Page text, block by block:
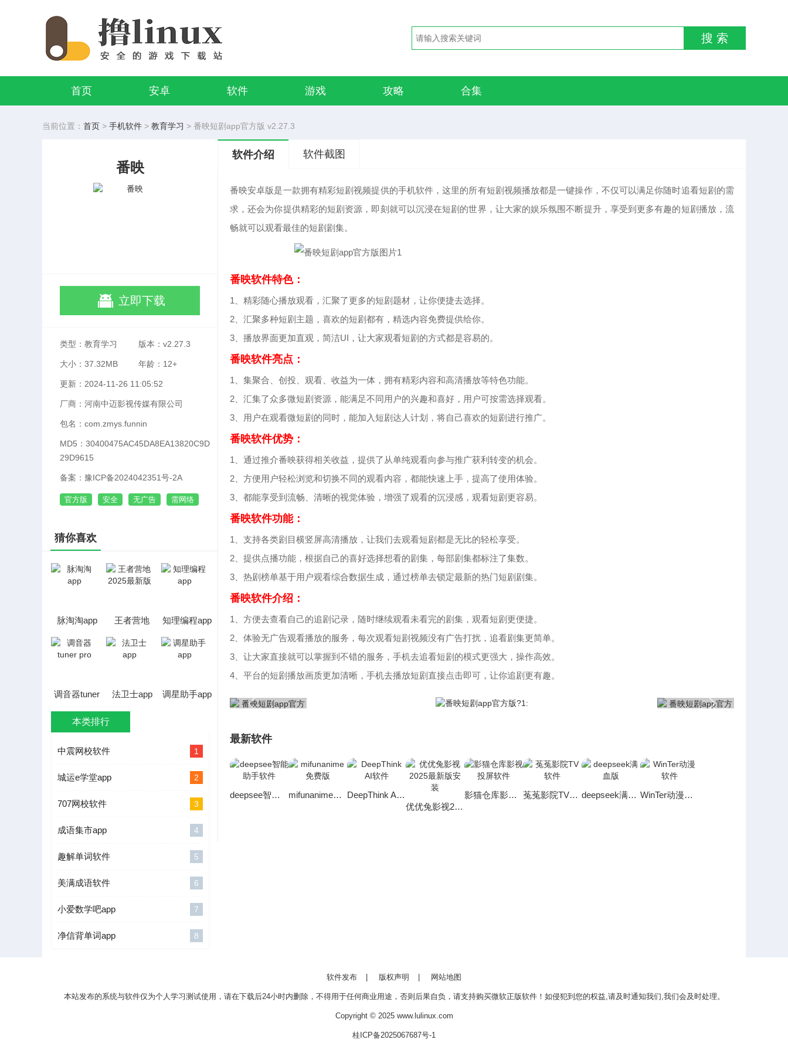
搜 索
首页 安卓 软件 游戏 攻略 合集
当前位置： 首页 > 手机软件 > 教育学习 > 番映短剧app官方版 v2.27.3
番映
立即下载
类型：教育学习 版本：v2.27.3
大小：37.32MB 年龄：12+
更新：2024-11-26 11:05:52
厂商：河南中迈影视传媒有限公司
包名：com.zmys.funnin
MD5：30400475AC45DA8EA13820C9D
29D9615
备案：豫ICP备2024042351号-2A
官方版 安全 无广告 需网络
猜你喜欢
脉淘淘app
王者营地
知理编程app
调音器tuner
法卫士app 调星助手app
本类排行
1
中震网校软件
2
城运e学堂app
3
707网校软件
4
成语集市app
5
趣解单词软件
6
美满成语软件
7
小爱数学吧app
8
净信背单词app
软件介绍 软件截图
番映安卓版是一款拥有精彩短剧视频提供的手机软件，这里的所有短剧视频播放都是一键操作，不仅可以满足你随时追看短剧的需
求，还会为你提供精彩的短剧资源，即刻就可以沉浸在短剧的世界，让大家的娱乐氛围不断提升，享受到更多有趣的短剧播放，流
畅就可以观看最佳的短剧剧集。
番映软件特色：
1、精彩随心播放观看，汇聚了更多的短剧题材，让你便捷去选择。
2、汇聚多种短剧主题，喜欢的短剧都有，精选内容免费提供给你。
3、播放界面更加直观，简洁UI，让大家观看短剧的方式都是容易的。
番映软件亮点：
1、集聚合、创投、观看、收益为一体，拥有精彩内容和高清播放等特色功能。
2、汇集了众多微短剧资源，能满足不同用户的兴趣和喜好，用户可按需选择观看。
3、用户在观看微短剧的同时，能加入短剧达人计划，将自己喜欢的短剧进行推广。
番映软件优势：
1、通过推介番映获得相关收益，提供了从单纯观看向参与推广获利转变的机会。
2、方便用户轻松浏览和切换不同的观看内容，都能快速上手，提高了使用体验。
3、都能享受到流畅、清晰的视觉体验，增强了观看的沉浸感，观看短剧更容易。
番映软件功能：
1、支持各类剧目横竖屏高清播放，让我们去观看短剧都是无比的轻松享受。
2、提供点播功能，根据自己的喜好选择想看的剧集，每部剧集都标注了集数。
3、热剧榜单基于用户观看综合数据生成，通过榜单去锁定最新的热门短剧剧集。
番映软件介绍：
1、方便去查看自己的追剧记录，随时继续观看未看完的剧集，观看短剧更便捷。
2、体验无广告观看播放的服务，每次观看短剧视频没有广告打扰，追看剧集更简单。
3、让大家直接就可以掌握到不错的服务，手机去追看短剧的模式更强大，操作高效。
4、平台的短剧播放画质更加清晰，手机去播放短剧直接点击即可，让你追剧更有趣。
最新软件
deepsee智能助手软件 mifunanime免费版
DeepThink AI软件
优优兔影视2025最新版安装
影猫仓库影视投屏软件 菟菟影院TV软件 deepseek满血版 WinTer动漫软件
软件发布 版权声明 网站地图
本站发布的系统与软件仅为个人学习测试使用，请在下载后24小时内删除，不得用于任何商业用途，否则后果自负，请支持购买微软正版软件！如侵犯到您的权益,请及时通知我们,我们会及时处理。
Copyright © 2025 www.lulinux.com
桂ICP备2025067687号-1